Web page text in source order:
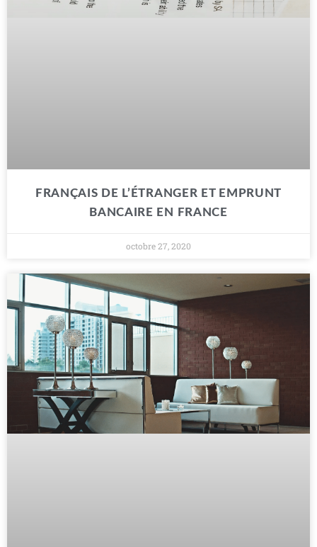
FRANÇAIS DE L’ÉTRANGER ET EMPRUNT
BANCAIRE EN FRANCE
octobre 27, 2020